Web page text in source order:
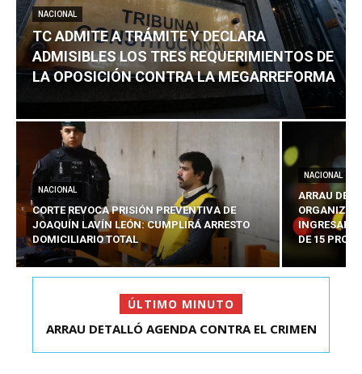
NACIONAL
TC ADMITE A TRÁMITE Y DECLARA
ADMISIBLES LOS TRES REQUERIMIENTOS DE
LA OPOSICIÓN CONTRA LA MEGARREFORMA
NACIONAL
CORTE REVOCA PRISIÓN PREVENTIVA DE
JOAQUÍN LAVÍN LEÓN: CUMPLIRÁ ARRESTO
DOMICILIARIO TOTAL
NACIONAL
ARRAU
INGRESARÁ
DE 15
ÚLTIMO MINUTO
TC ADMITE A TRÁMITE Y DECLARA ADMISIBLES
ARRAU DETALLÓ AGENDA CONTRA EL CRIMEN